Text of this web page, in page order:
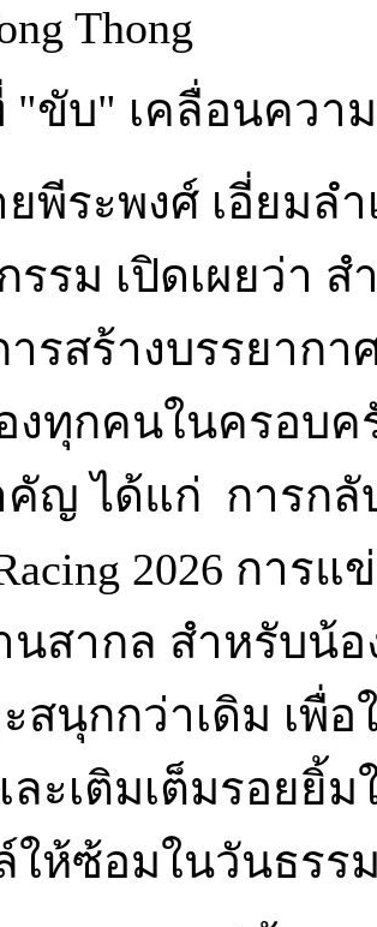
Thong
"ขับ" เคลื่อนควา
พีระพงศ์ เอี่ยมล
รรม เปิดเผยว่า
ารสร้างบรรยาก
งทุกคนในครอบ
คัญ ได้แก่ การกลั
2026 การ
นสากล สำหรับน้อ
สนุกกว่าเดิม เพื่
ละเติมเต็มรอยยิ้
ให้ซ้อมในวันธรร